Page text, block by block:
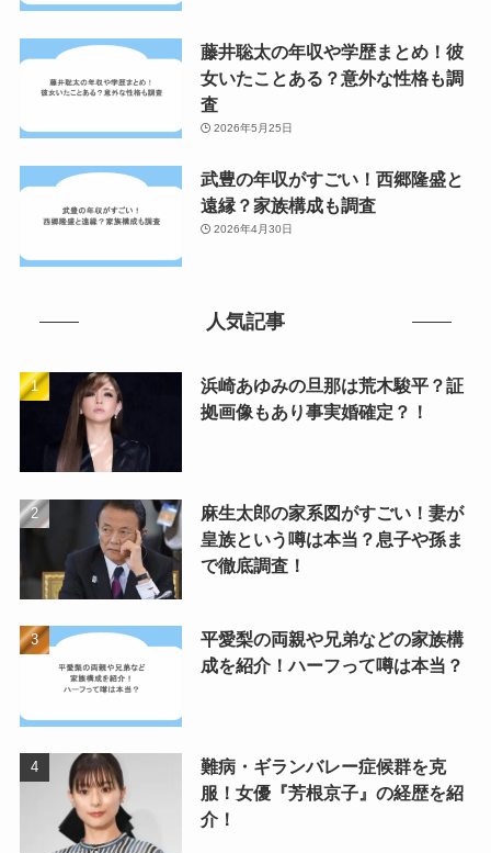
藤井聡太の年収や学歴まとめ！彼
女いたことある？意外な性格も調
査
2026年5月25日
武豊の年収がすごい！西郷隆盛と
遠縁？家族構成も調査
2026年4月30日
人気記事
浜崎あゆみの旦那は荒木駿平？証
拠画像もあり事実婚確定？！
麻生太郎の家系図がすごい！妻が
皇族という噂は本当？息子や孫ま
で徹底調査！
平愛梨の両親や兄弟などの家族構
成を紹介！ハーフって噂は本当？
難病・ギランバレー症候群を克
服！女優『芳根京子』の経歴を紹
介！